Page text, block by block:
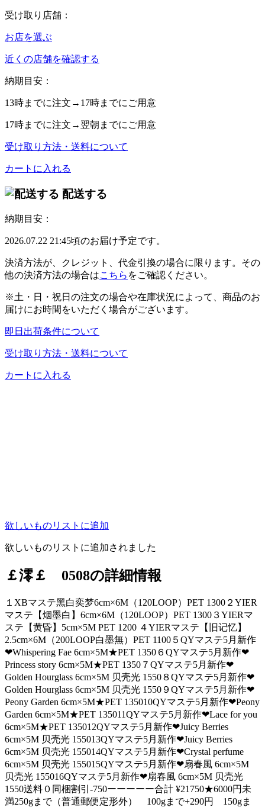
受け取り店舗：
お店を選ぶ
近くの店舗を確認する
納期目安：
13時までに注文→ 17時までにご用意
17時までに注文→ 翌朝 までにご用意
受け取り方法・送料について
カートに入れる
配送する
納期目安：
2026.07.22 21:45頃のお届け予定です。
決済方法が、クレジット、代金引換の場合に限ります。その
他の決済方法の場合はこちら をご確認ください。
※土・日・祝日の注文の場合や在庫状況によって、商品のお
届けにお時間をいただく場合がございます。
即日出荷条件について
受け取り方法・送料について
カートに入れる
欲しいものリストに追加
欲しいものリストに追加されました
￡澪￡ 0508の詳細情報
１XBマステ黑白奕梦6cm×6M（120LOOP）PET 1300２YIER
マステ【烟墨白】6cm×6M（120LOOP）PET 1300３YIERマ
ステ【黄昏】5cm×5M PET 1200 ４YIERマステ【旧记忆】
2.5cm×6M（200LOOP白墨無）PET 1100５QYマステ5月新作
❤Whispering Fae 6cm×5M★PET 1350６QYマステ5月新作❤
Princess story 6cm×5M★PET 1350７QYマステ5月新作❤
Golden Hourglass 6cm×5M 贝壳光 1550８QYマステ5月新作❤
Golden Hourglass 6cm×5M 贝壳光 1550９QYマステ5月新作❤
Peony Garden 6cm×5M★PET 135010QYマステ5月新作❤Peony
Garden 6cm×5M★PET 135011QYマステ5月新作❤Lace for you
6cm×5M★PET 135012QYマステ5月新作❤Juicy Berries
6cm×5M 贝壳光 155013QYマステ5月新作❤Juicy Berries
6cm×5M 贝壳光 155014QYマステ5月新作❤Crystal perfume
6cm×5M 贝壳光 155015QYマステ5月新作❤扇春風 6cm×5M
贝壳光 155016QYマステ5月新作❤扇春風 6cm×5M 贝壳光
1550送料０同梱割引-750ーーーーー合計 ¥21750★6000円未
満250gまで（普通郵便定形外） 100gまで+290円 150gま